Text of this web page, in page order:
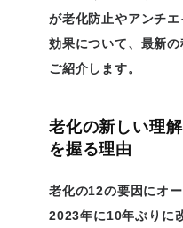
が老化防止やアンチ
効果について、最新
ご紹介します。
老化の新しい理
を握る理由
老化の12の要因にオ
2023年に10年ぶりに